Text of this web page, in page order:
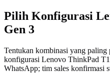
Pilih Konfigurasi
Gen 3
Tentukan kombinasi yang
konfigurasi Lenovo ThinkPad
WhatsApp; tim sales konfirmasi